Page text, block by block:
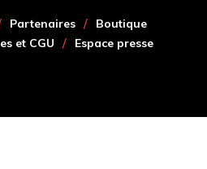
Partenaires
Boutique
et CGU
Espace presse